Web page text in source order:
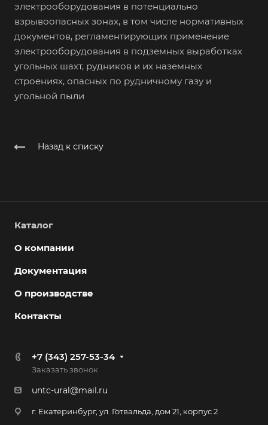
электрооборудования в потенциально
взрывоопасных зонах, в том числе нормативных
документов, регламентирующих применение
электрооборудования в подземных выработках
угольных шахт, рудников и их наземных
строениях, опасных по рудничному газу и
угольной пыли
Назад к списку
Каталог
О компании
Документация
О производстве
Контакты
+7 (343) 257-53-34
Заказать звонок
untc-ural@mail.ru
г. Екатеринбург, ул. Готвальда, дом 21, корпус 2